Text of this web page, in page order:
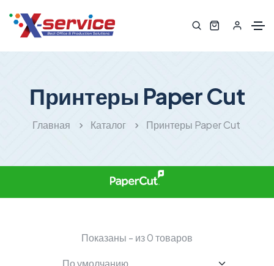
Принтеры Paper Cut
Главная Каталог Принтеры Paper Cut
Показаны - из 0 товаров